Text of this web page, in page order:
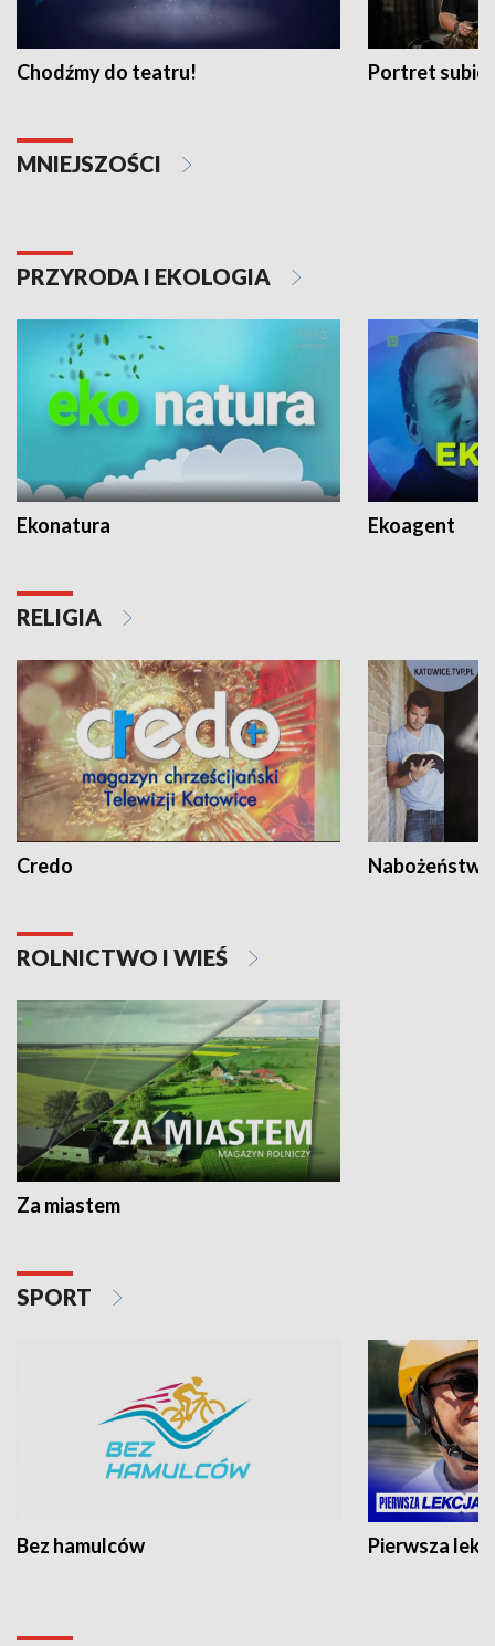
Chodźmy do teatru! Portret
MNIEJSZOŚCI
PRZYRODA I EKOLOGIA
Ekonatura Ekoagent
RELIGIA
Credo
ROLNICTWO I WIEŚ
Za miastem
SPORT
Bez hamulców Pierwsza